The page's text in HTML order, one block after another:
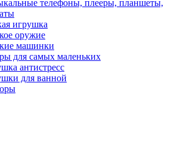
телефоны, плееры, планшеты,
игрушка
оружие
машинки
для самых маленьких
антистресс
для ванной